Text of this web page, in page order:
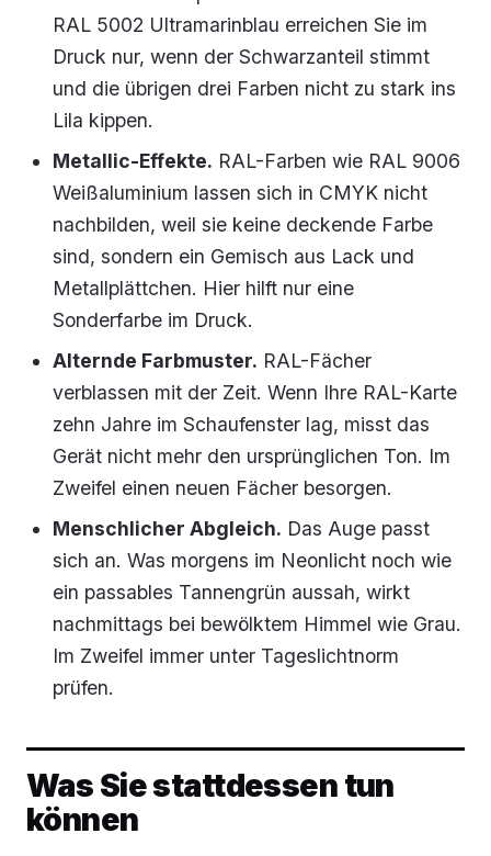
RAL 5002 Ultramarinblau erreichen Sie im
Druck nur, wenn der Schwarzanteil stimmt
und die übrigen drei Farben nicht zu stark ins
Lila kippen.
Metallic-Effekte. RAL-Farben wie RAL 9006
Weißaluminium lassen sich in CMYK nicht
nachbilden, weil sie keine deckende Farbe
sind, sondern ein Gemisch aus Lack und
Metallplättchen. Hier hilft nur eine
Sonderfarbe im Druck.
Alternde Farbmuster. RAL-Fächer
verblassen mit der Zeit. Wenn Ihre RAL-Karte
zehn Jahre im Schaufenster lag, misst das
Gerät nicht mehr den ursprünglichen Ton. Im
Zweifel einen neuen Fächer besorgen.
Menschlicher Abgleich. Das Auge passt
sich an. Was morgens im Neonlicht noch wie
ein passables Tannengrün aussah, wirkt
nachmittags bei bewölktem Himmel wie Grau.
Im Zweifel immer unter Tageslichtnorm
prüfen.
Was Sie stattdessen tun
können